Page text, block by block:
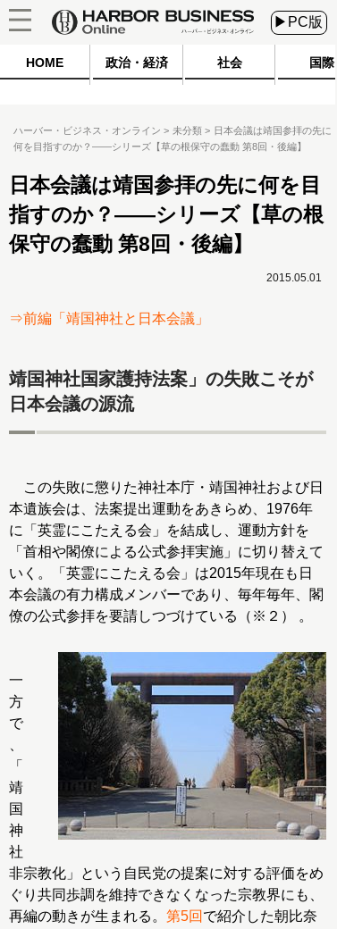
▶PC版
HOME 政治・経済 社会 国際
ハーバー・ビジネス・オンライン 未分類
日本会議は靖国参拝の先に
何を目指すのか？――シリーズ【草の根保守の蠢動 第8回・後編】
日本会議は靖国参拝の先に何を目
指すのか？――シリーズ【草の根
保守の蠢動 第8回・後編】
2015.05.01
⇒前編「靖国神社と日本会議」
靖国神社国家護持法案」の失敗こそが
日本会議の源流
この失敗に懲りた神社本庁・靖国神社および日
本遺族会は、法案提出運動をあきらめ、1976年
に「英霊にこたえる会」を結成し、運動方針を
「首相や閣僚による公式参拝実施」に切り替えて
いく。「英霊にこたえる会」は2015年現在も日
本会議の有力構成メンバーであり、毎年毎年、閣
僚の公式参拝を要請しつづけている（※２） 。
一
方
で
「
靖
国
神
社
非宗教化」という自民党の提案に対する評価をめ
ぐり共同歩調を維持できなくなった宗教界にも、
再編の動きが生まれる。 第5回 で紹介した朝比奈